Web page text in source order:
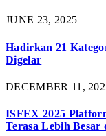
JUNE 23, 2025
Hadirkan 21
Digelar
DECEMBER 11,
ISFEX 2025
Terasa Lebih Besar